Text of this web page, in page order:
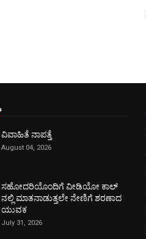
ವಿವಾಹಿತೆ ನಾಪತ್ತೆ
August 04, 2026
ಸಹೋದರಿಯೊಂದಿಗೆ ವೀಡಿಯೋ ಕಾಲ್
ನಲ್ಲಿ ಮಾತನಾಡುತ್ತಲೇ ನೇಣಿಗೆ ಶರಣಾದ
ಯುವಕ
July 31, 2026